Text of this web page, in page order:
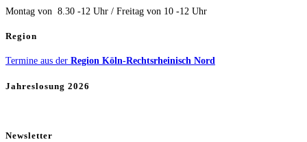
Montag von 8.30 -12 Uhr / Freitag von 10 -12 Uhr
Region
Termine aus der Region Köln-Rechtsrheinisch Nord
Jahreslosung 2026
Newsletter